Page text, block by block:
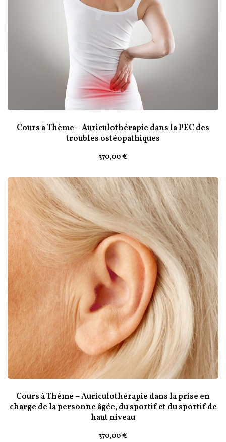
Cours à Thème – Auriculothérapie dans la PEC des
troubles ostéopathiques
370,00€
Cours à Thème – Auriculothérapie dans la prise en
charge de la personne âgée, du sportif et du sportif de
haut niveau
370,00€